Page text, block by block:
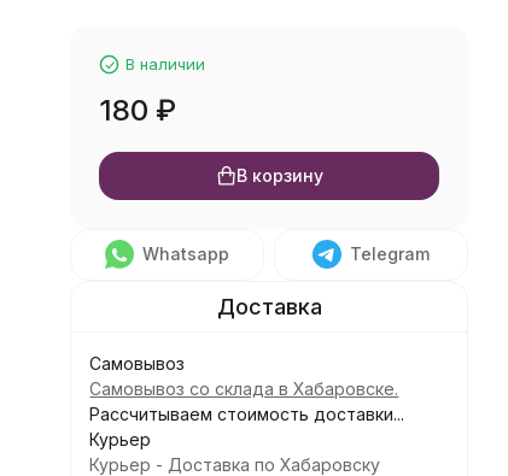
В наличии
180 ₽
В корзину
Whatsapp Telegram
Самовывоз
Самовывоз со склада в Хабаровске.
Рассчитываем стоимость доставки...
Курьер
Курьер - Доставка по Хабаровску